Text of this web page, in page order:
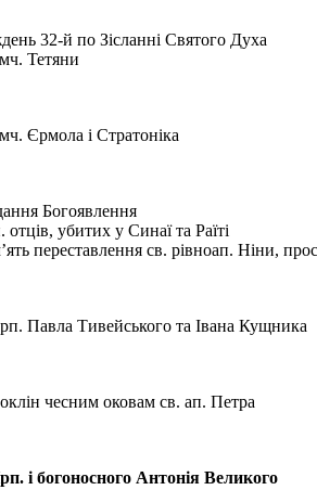
32-й по Зісланні Святого Духа
Тетяни
Єрмола і Стратоніка
Богоявлення
убитих у Синаї та Раїті
переставлення св. рівноап. Ніни,
Павла Тивейського та Івана Кущника
чесним оковам св. ап. Петра
і богоносного Антонія Великого